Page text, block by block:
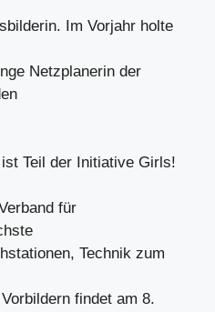
Im Vorjahr holte
Netzplanerin der
Teil der Initiative Girls!
für
Technik zum
findet am 8.